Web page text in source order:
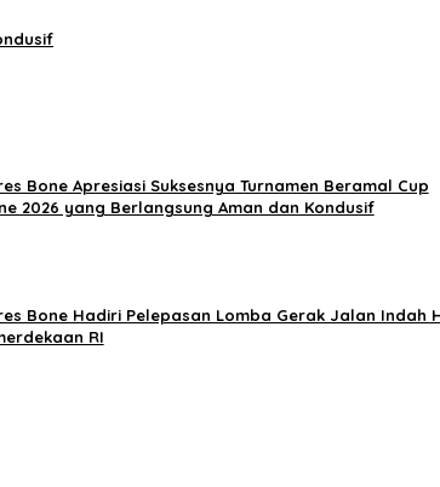
Bone Apresiasi Suksesnya Turnamen Beramal Cup
2026 yang Berlangsung Aman dan Kondusif
Bone Hadiri Pelepasan Lomba Gerak Jalan Indah
RI